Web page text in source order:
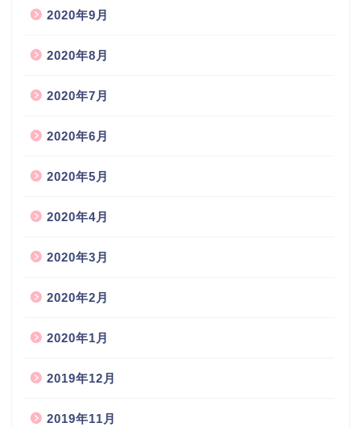
2020年9月
2020年8月
2020年7月
2020年6月
2020年5月
2020年4月
2020年3月
2020年2月
2020年1月
2019年12月
2019年11月